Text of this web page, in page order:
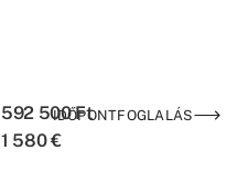
IDŐPONTFOGLALÁS
592 500Ft
1 580€